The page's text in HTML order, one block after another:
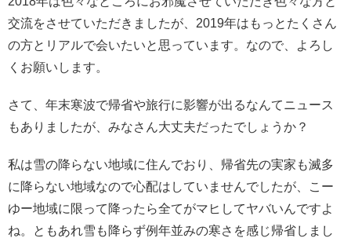
交流をさせていただきましたが、2019年はもっとたくさん
の方とリアルで会いたいと思っています。なので、よろし
くお願いします。
さて、年末寒波で帰省や旅行に影響が出るなんてニュース
もありましたが、みなさん大丈夫だったでしょうか？
私は雪の降らない地域に住んでおり、帰省先の実家も滅多
に降らない地域なので心配はしていませんでしたが、こー
ゆー地域に限って降ったら全てがマヒしてヤバいんですよ
ね。ともあれ雪も降らず例年並みの寒さを感じ帰省しまし